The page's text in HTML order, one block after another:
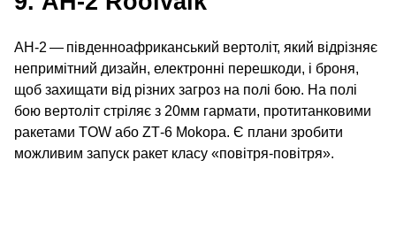
AH‑2 — південноафриканський вертоліт, який відрізняє
непримітний дизайн, електронні перешкоди, і броня,
щоб захищати від різних загроз на полі бою. На полі
бою вертоліт стріляє з 20мм гармати, протитанковими
ракетами TOW або ZT‑6 Mokopa. Є плани зробити
можливим запуск ракет класу «повітря-повітря».